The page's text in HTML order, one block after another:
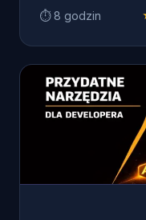
⏱ 8 godzin
PRZYDATNE